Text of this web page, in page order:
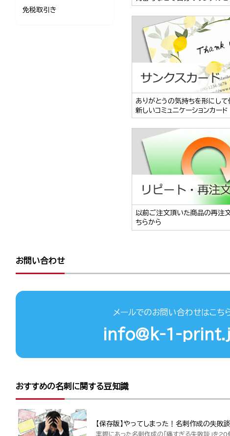
ありがとうの気持ちを形にして
新しいコミュニケーションカード
以前ご注文頂いた商品の再注
ちらから
免税取引き
お問い合わせ
メールでのお問い合わせはこち
info@k-1-
おすすめの名刺に関する豆知識
【保存版】やってしまった！名刺作成の失
実際にあった名刺作成の「痛すぎる失敗談」を20